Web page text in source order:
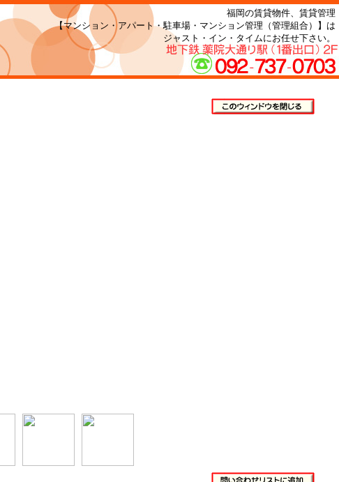
福岡の賃貸物件、賃貸管理
【マンション・アパート・駐車場・マンション管理（管理組合）】は
ジャスト・イン・タイムにお任せ下さい。